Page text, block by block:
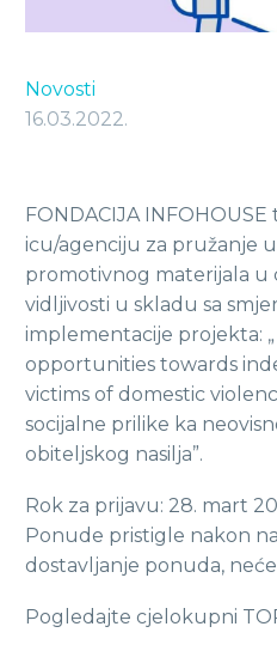
Novosti
16.03.2022.
FONDACIJA INFOHOUSE
icu/agenciju za pružanje
promotivnog materijala u
vidljivosti u skladu sa
implementacije projekta: „
opportunities towards
victims of domestic
socijalne prilike ka
obiteljskog nasilja”.
Rok za prijavu: 28. mart
Ponude pristigle nakon
dostavljanje ponuda,
Pogledajte cjelokupni